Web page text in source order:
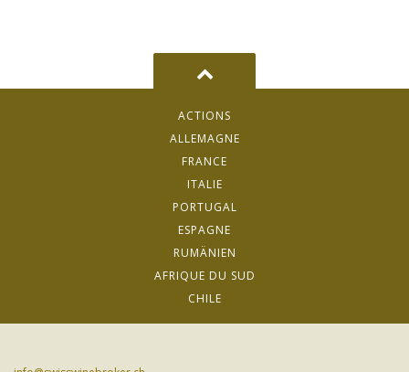
ACTIONS
ALLEMAGNE
FRANCE
ITALIE
PORTUGAL
ESPAGNE
RUMÄNIEN
AFRIQUE DU SUD
CHILE